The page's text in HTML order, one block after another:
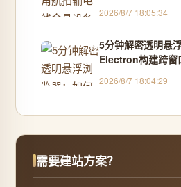
2026/8/7 18:05:34
5分钟解密透明悬
Electron构建跨窗
2026/8/7 18:04:29
需要建站方案？